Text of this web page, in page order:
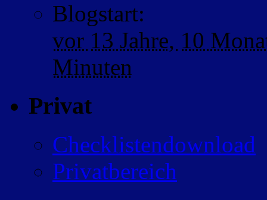
Blogstart:
vor 13 Jahre, 10
Minuten
Privat
Checklistendownload
Privatbereich